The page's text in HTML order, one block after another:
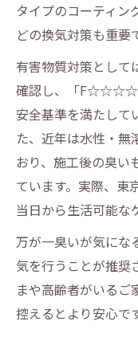
タイプのコーティン
どの換気対策も重要
有害物質対策として
確認し、「F☆☆☆☆
安全基準を満たして
た、近年は水性・無
おり、施工後の臭い
ています。実際、東
当日から生活可能な
万が一臭いが気にな
気を行うことが推奨
まや高齢者がいるご
控えるとより安心で